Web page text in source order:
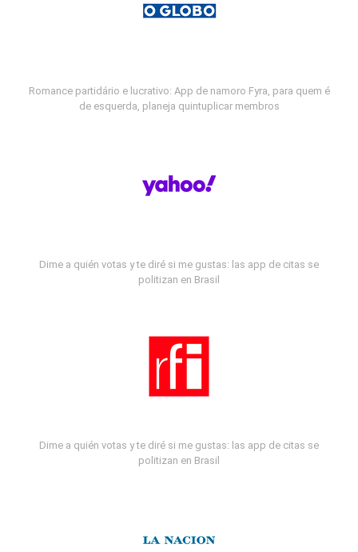
Romance partidário e lucrativo: App de namoro Fyra, para quem é
de esquerda, planeja quintuplicar membros
Dime a quién votas y te diré si me gustas: las app de citas se
politizan en Brasil
Dime a quién votas y te diré si me gustas: las app de citas se
politizan en Brasil